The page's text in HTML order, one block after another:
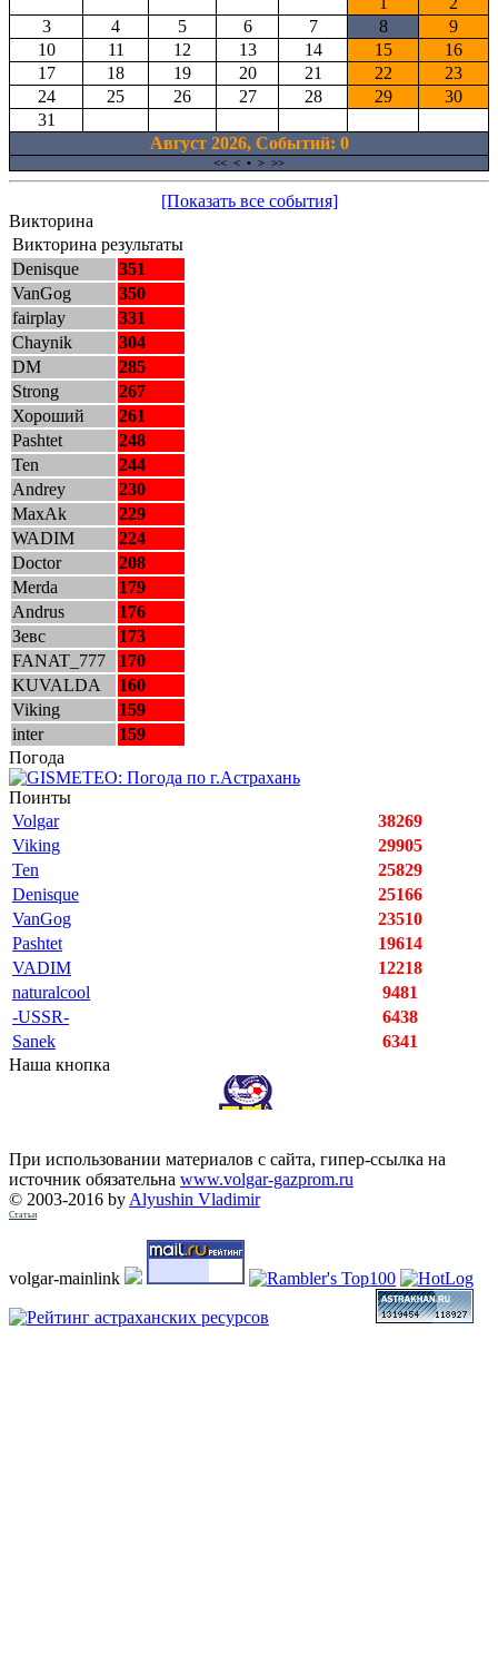
3
4 5 6 7 8
9
10
11 12 13 14 15
16
17
18 19 20 21 22
23
24
25 26 27 28 29
30
31
Август 2026, Cобытий: 0
<< < • > >>
[Показать все события]
Викторина
Викторина результаты
Denisque
351
VanGog
350
fairplay
331
Chaynik
304
DM
285
Strong
267
Хороший
261
Pashtet
248
Ten
244
Andrey
230
MaxAk
229
WADIM
224
Doctor
208
Merda
179
Andrus
176
Зевс
173
FANAT_777
170
KUVALDA
160
Viking
159
inter
159
Погода
Поинты
Volgar
38269
Viking
29905
Ten
25829
Denisque
25166
VanGog
23510
Pashtet
19614
VADIM
12218
naturalcool
9481
-USSR-
6438
Sanek
6341
Наша кнопка
При использовании материалов с сайта, гипер-ссылка на
источник обязательна www.volgar-gazprom.ru
© 2003-2016 by Alyushin Vladimir
Статьи
volgar-mainlink